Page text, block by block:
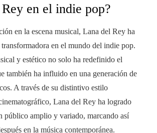
en el indie pop?
en la escena musical, Lana del Rey ha
en el mundo del indie pop.
y estético no solo ha redefinido el
también ha influido en una generación de
A través de su distintivo estilo
Lana del Rey ha logrado
público amplio y variado, marcando así
en la música contemporánea.